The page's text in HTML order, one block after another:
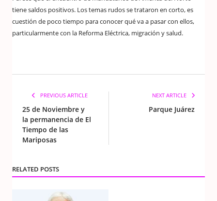
tiene saldos positivos. Los temas rudos se trataron en corto, es
cuestión de poco tiempo para conocer qué va a pasar con ellos,
particularmente con la Reforma Eléctrica, migración y salud.
PREVIOUS ARTICLE
25 de Noviembre y
la permanencia de El
Tiempo de las
Mariposas
NEXT ARTICLE
Parque Juárez
RELATED POSTS